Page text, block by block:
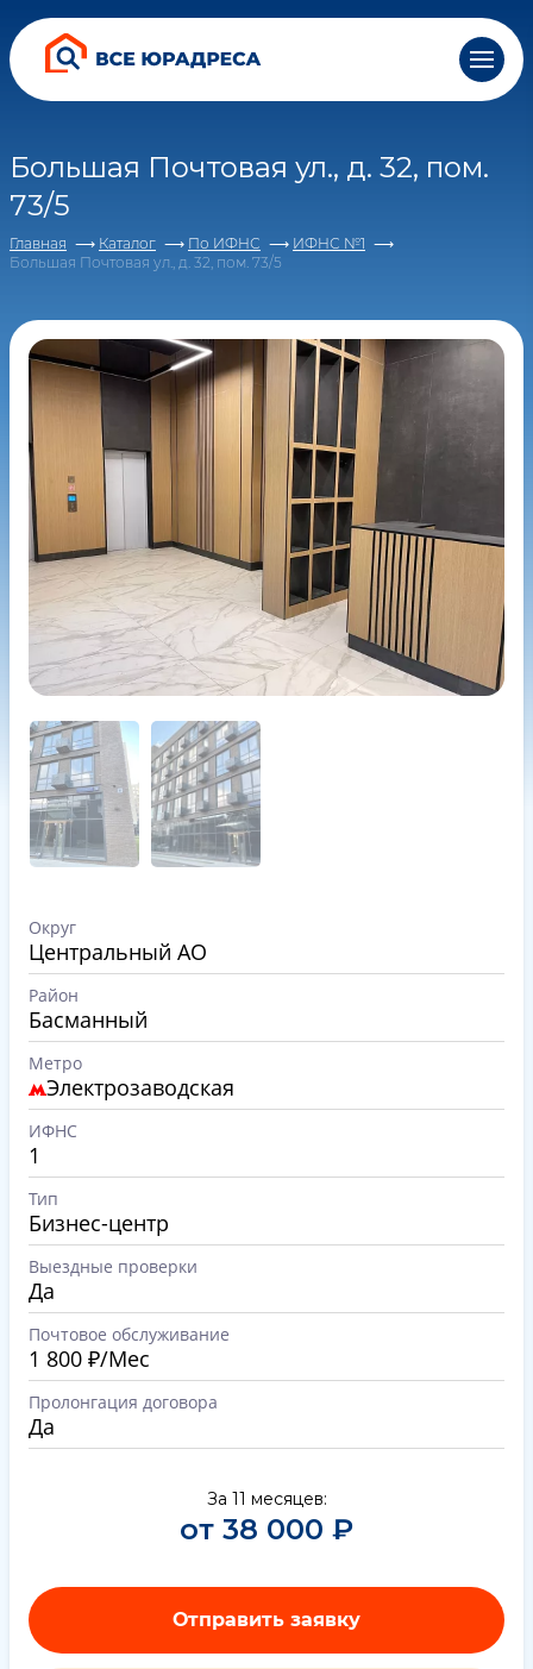
Большая Почтовая ул., д. 32, пом.
73/5
Главная Каталог По ИФНС
ИФНС №1
Большая Почтовая ул., д. 32, пом. 73/5
Округ
Центральный АО
Район
Басманный
Метро
Электрозаводская
ИФНС
1
Тип
Бизнес-центр
Выездные проверки
Да
Почтовое обслуживание
1 800 ₽/Мес
Пролонгация договора
Да
За 11 месяцев:
от 38 000 ₽
Отправить заявку
персональных данных и соглашаетесь cполитикой
Все понятно, спасибо
персональных данных и соглашаетесь cполитикой
конфиденциальности
персональных данных и соглашаетесь cполитикой
конфиденциальности